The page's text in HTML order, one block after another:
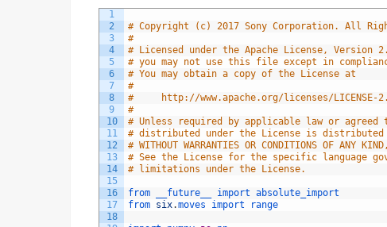
1
2
3
4
5
6
7
8
9
10
11
12
13
14
15
16
17
18
# Copyright (c) 2017 Sony Corporation. All
#
# Licensed under the Apache License, Version
# you may not use this file except in
# You may obtain a copy of the License at
#
#     http://www.apache.org/licenses/LICENSE-
#
# Unless required by applicable law or
# distributed under the License is distributed
# WITHOUT WARRANTIES OR CONDITIONS OF
# See the License for the specific language
# limitations under the License.
from __future__ import absolute_import
from six.moves import range